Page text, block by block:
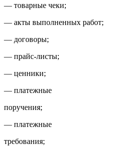
— товарные чеки;
— акты выполненных работ;
— договоры;
— прайс-листы;
— ценники;
— платежные
поручения;
— платежные
требования;